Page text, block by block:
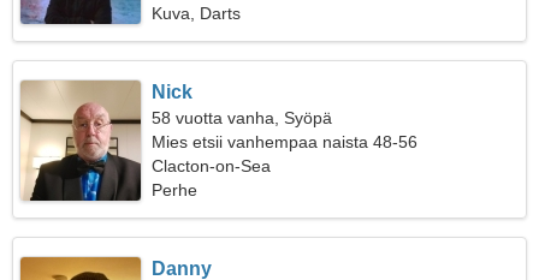
Kuva, Darts
Nick
58 vuotta vanha, Syöpä
Mies etsii vanhempaa naista 48-56
Clacton-on-Sea
Perhe
Danny